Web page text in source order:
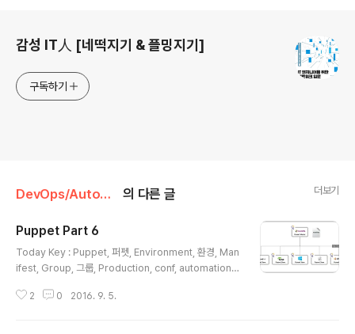
감성 IT人 [네떡지기 & 플밍지기]
구독하기
DevOps/Automation 의 다른 글 더보기
Puppet Part 6
Today Key : Puppet, 퍼펫, Environment, 환경, Man
ifest, Group, 그룹, Production, conf, automation,
를 해두고, 포스팅 하는 데까지 이래저래 시일이 걸리기도
2 0 2016. 9. 5.